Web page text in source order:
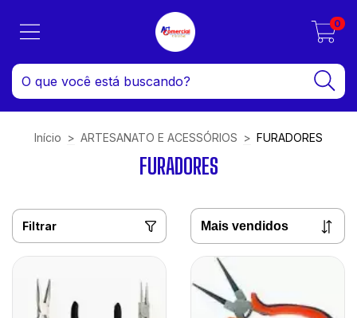
0
Início > ARTESANATO E ACESSÓRIOS > FURADORES
FURADORES
Filtrar